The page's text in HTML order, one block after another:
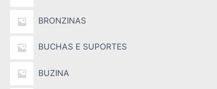
BRONZINAS
BUCHAS E SUPORTES
BUZINA